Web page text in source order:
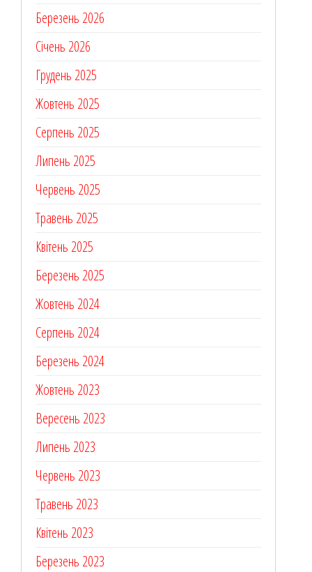
Березень 2026
Січень 2026
Грудень 2025
Жовтень 2025
Серпень 2025
Липень 2025
Червень 2025
Травень 2025
Квітень 2025
Березень 2025
Жовтень 2024
Серпень 2024
Березень 2024
Жовтень 2023
Вересень 2023
Липень 2023
Червень 2023
Травень 2023
Квітень 2023
Березень 2023